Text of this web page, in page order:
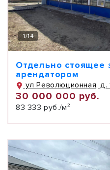
1/14
Отдельно стоящее
арендатором
ул Революционная, д.
30 000 000 руб.
83 333 руб./м²